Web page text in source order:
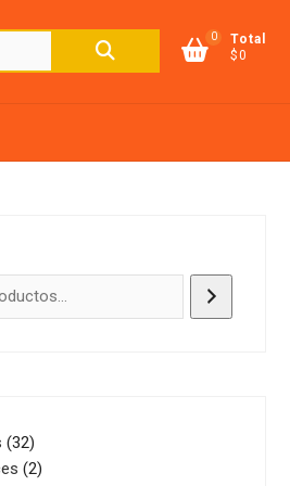
Buscar
0
Total
$0
3232
productos
22